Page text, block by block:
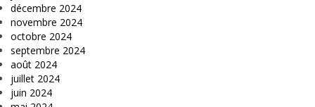
décembre 2024
novembre 2024
octobre 2024
septembre 2024
août 2024
juillet 2024
juin 2024